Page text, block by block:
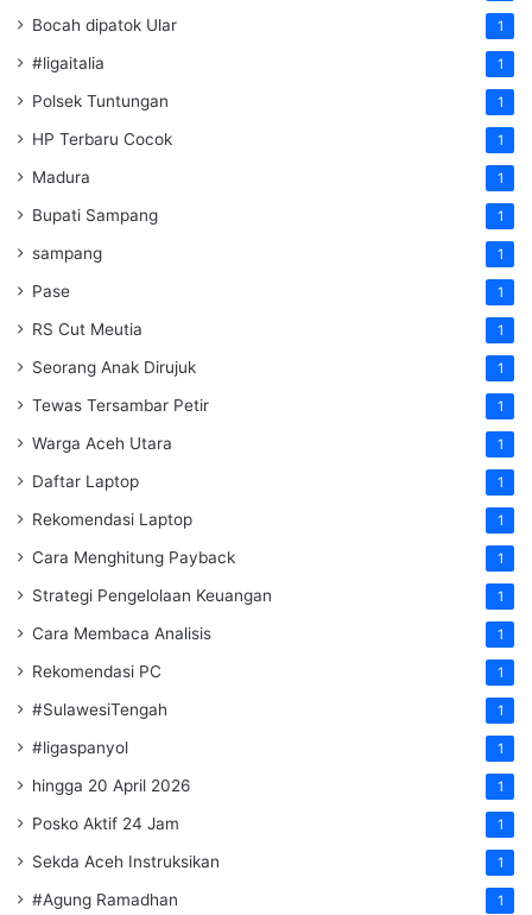
Bocah dipatok Ular 1
#ligaitalia 1
Polsek Tuntungan 1
HP Terbaru Cocok 1
Madura 1
Bupati Sampang 1
sampang 1
Pase 1
RS Cut Meutia 1
Seorang Anak Dirujuk 1
Tewas Tersambar Petir 1
Warga Aceh Utara 1
Daftar Laptop 1
Rekomendasi Laptop 1
Cara Menghitung Payback 1
Strategi Pengelolaan Keuangan 1
Cara Membaca Analisis 1
Rekomendasi PC 1
#SulawesiTengah 1
#ligaspanyol 1
hingga 20 April 2026 1
Posko Aktif 24 Jam 1
Sekda Aceh Instruksikan 1
#Agung Ramadhan 1